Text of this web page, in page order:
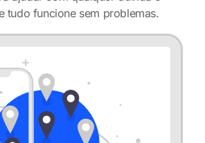
tudo funcione sem problemas.